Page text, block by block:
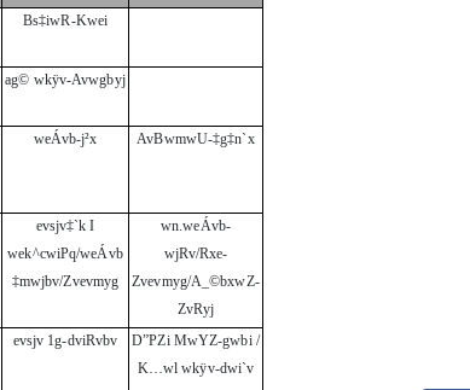
Bs‡iwR-Kwei
ag© wkÿv-Avwgbyj
weÁvb-j²x AvBwmwU-‡g‡n`x
evsjv‡`k I
wek^cwiPq/weÁvb
‡mwjbv/Zvevmyg
wn.weÁvb-
wjRv/Rxe-
Zvevmyg/A_©bxwZ-
ZvRyj
evsjv 1g-dviRvbv
D”PZi MwYZ-gwbi /
K…wl wkÿv-dwi`v